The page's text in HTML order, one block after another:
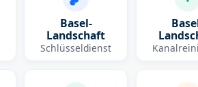
Basel-
Landschaft
Schlüsseldienst